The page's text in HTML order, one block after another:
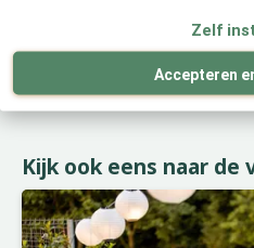
Zelf
Accepteren
en gezond te houden.
Kijk ook eens naar